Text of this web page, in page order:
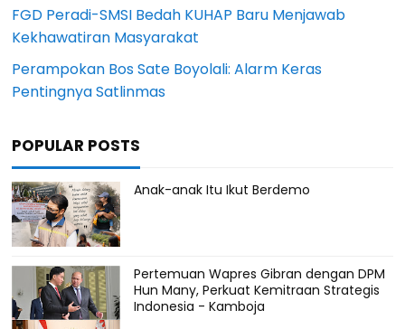
FGD Peradi-SMSI Bedah KUHAP Baru Menjawab
Kekhawatiran Masyarakat
Perampokan Bos Sate Boyolali: Alarm Keras
Pentingnya Satlinmas
POPULAR POSTS
Anak-anak Itu Ikut Berdemo
Pertemuan Wapres Gibran dengan DPM
Hun Many, Perkuat Kemitraan Strategis
Indonesia - Kamboja